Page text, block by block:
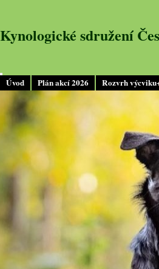
Úvod Plán akcí 2026 Rozvrh
Kynologické sdružení